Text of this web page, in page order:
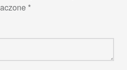
*